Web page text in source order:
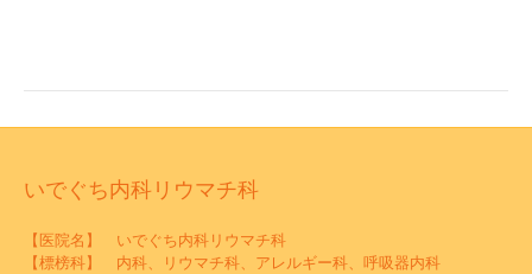
いでぐち内科リウマチ科
【医院名】 いでぐち内科リウマチ科
【標榜科】 内科、リウマチ科、アレルギー科、呼吸器内科